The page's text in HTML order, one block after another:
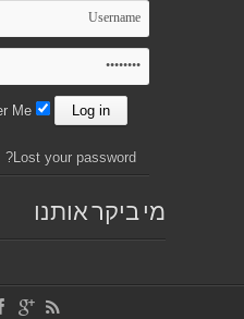
Lost your password?
מי ביקר אותנו